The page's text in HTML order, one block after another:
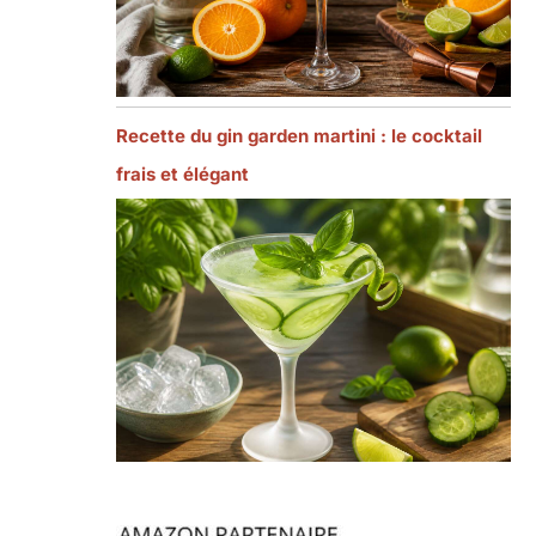
Recette du gin garden martini : le cocktail
frais et élégant